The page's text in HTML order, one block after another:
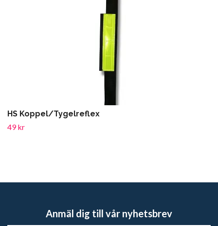
HS Koppel/Tygelreflex
49 kr
Anmäl dig till vår nyhetsbrev